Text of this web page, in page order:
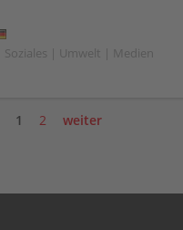
| Umwelt | Medien
1 2 weiter